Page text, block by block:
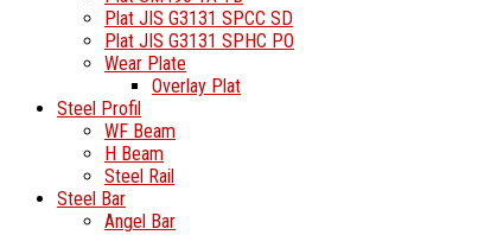
Plat JIS G3131 SPCC SD
Plat JIS G3131 SPHC PO
Wear Plate
Overlay Plat
Steel Profil
WF Beam
H Beam
Steel Rail
Steel Bar
Angel Bar